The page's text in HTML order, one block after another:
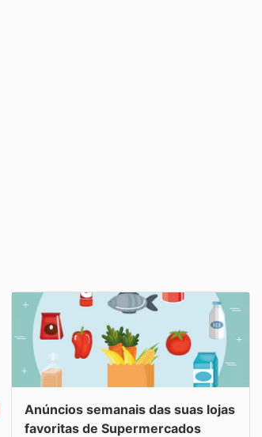
Anúncios semanais das suas lojas
favoritas de Supermercados